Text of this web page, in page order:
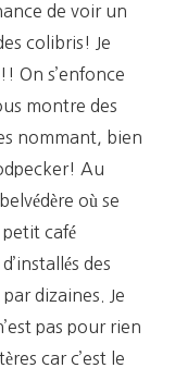
de voir un
colibris! Je
On s’enfonce
montre des
nommant, bien
Au
où se
café
des
dizaines. Je
pas pour rien
car c’est le